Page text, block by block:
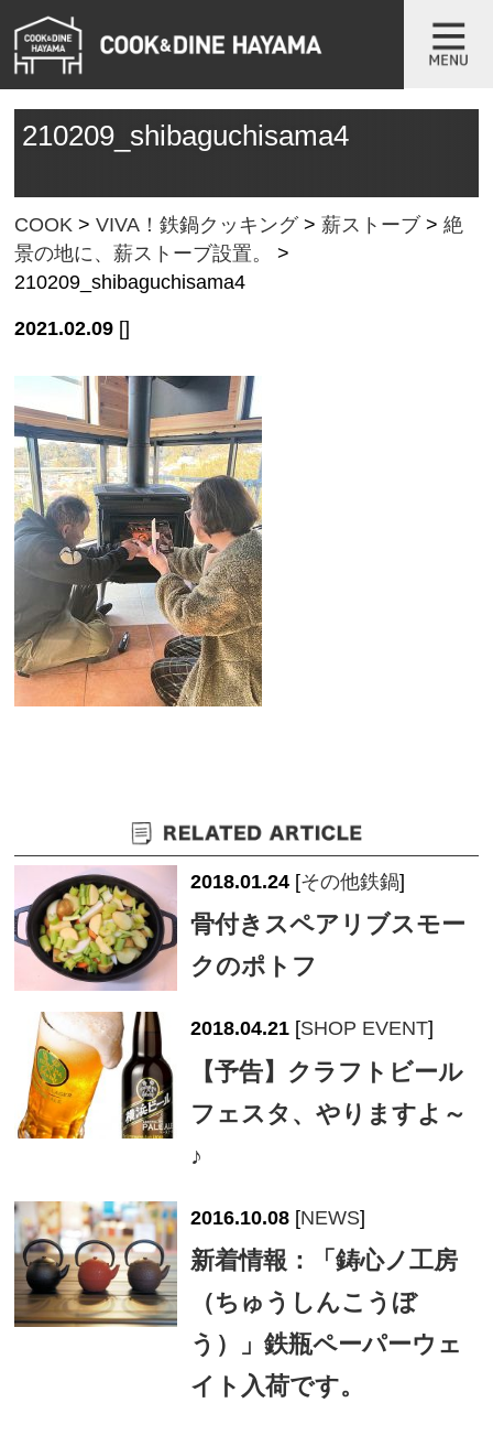
210209_shibaguchisama4
COOK >VIVA！鉄鍋クッキング>薪ストーブ>絶
景の地に、薪ストーブ設置。
>
210209_shibaguchisama4
2021.02.09 []
2018.01.24 [その他鉄鍋]
骨付きスペアリブスモー
クのポトフ
2018.04.21 [SHOP EVENT]
【予告】クラフトビール
フェスタ、やりますよ～
♪
2016.10.08 [NEWS]
新着情報：「鋳心ノ工房
（ちゅうしんこうぼ
う）」鉄瓶ペーパーウェ
イト入荷です。